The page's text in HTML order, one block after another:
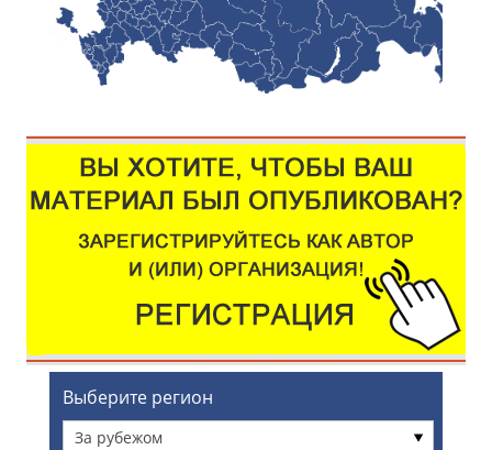
Выберите регион
За рубежом